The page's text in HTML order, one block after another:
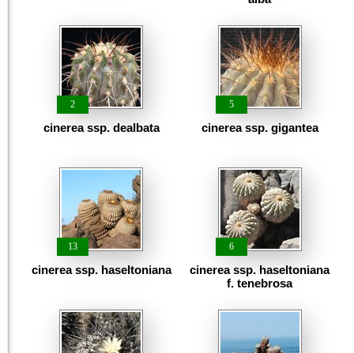
2
cinerea ssp. dealbata
5
cinerea ssp. gigantea
13
cinerea ssp. haseltoniana
6
cinerea ssp. haseltoniana
f. tenebrosa